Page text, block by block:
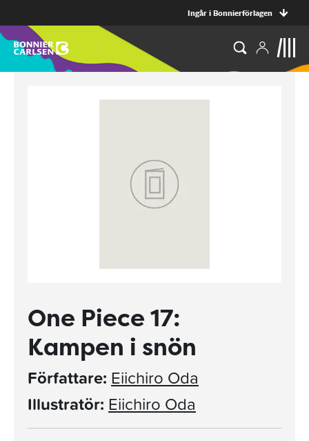
Ingår i Bonnierförlagen
One Piece 17:
Kampen i snön
Författare: Eiichiro Oda
Illustratör: Eiichiro Oda